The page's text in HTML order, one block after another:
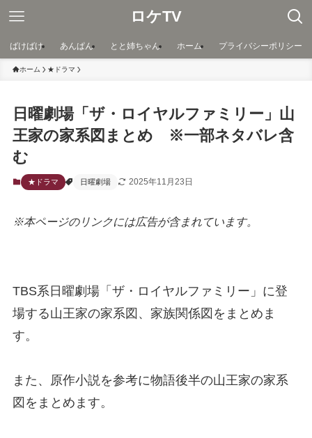
ロケTV
ばけばけ あんぱん とと姉ちゃん ホーム プライバシーポリシー
ホーム ★ドラマ
日曜劇場「ザ・ロイヤルファミリー」山
王家の家系図まとめ ※一部ネタバレ含
む
★ドラマ 日曜劇場 2025年11月23日
※本ページのリンクには広告が含まれています。
TBS系日曜劇場「ザ・ロイヤルファミリー」に登
場する山王家の家系図、家族関係図をまとめま
す。
また、原作小説を参考に物語後半の山王家の家系
図をまとめます。